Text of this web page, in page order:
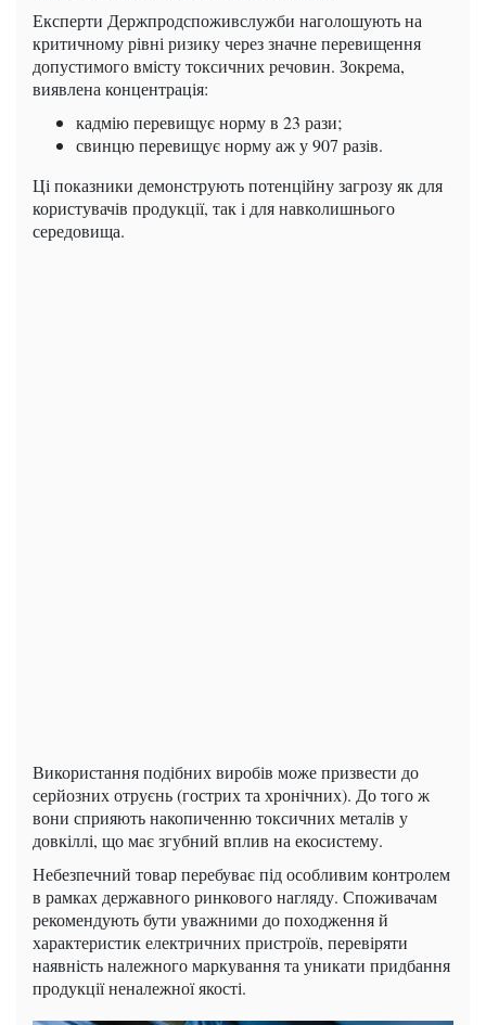
Експерти Держпродспоживслужби наголошують на
критичному рівні ризику через значне перевищення
допустимого вмісту токсичних речовин. Зокрема,
виявлена концентрація:
кадмію перевищує норму в 23 рази;
свинцю перевищує норму аж у 907 разів.
Ці показники демонструють потенційну загрозу як для
користувачів продукції, так і для навколишнього
середовища.
Використання подібних виробів може призвести до
серйозних отруєнь (гострих та хронічних). До того ж
вони сприяють накопиченню токсичних металів у
довкіллі, що має згубний вплив на екосистему.
Небезпечний товар перебуває під особливим контролем
в рамках державного ринкового нагляду. Споживачам
рекомендують бути уважними до походження й
характеристик електричних пристроїв, перевіряти
наявність належного маркування та уникати придбання
продукції неналежної якості.